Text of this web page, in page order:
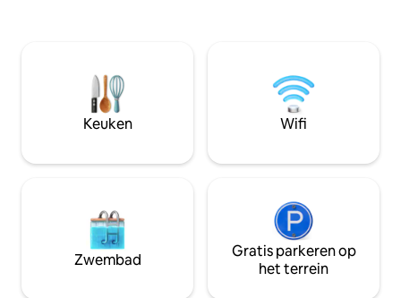
airconditioning. Volledig uitgeruste
handdoeken zijn beschikbaar. In de
buurt is een winkelcentrum,
bus- en
vind je ook het
vele restaurants,
attracties.
Keuken Wifi
Zwembad
Gratis parkeren op
het terrein